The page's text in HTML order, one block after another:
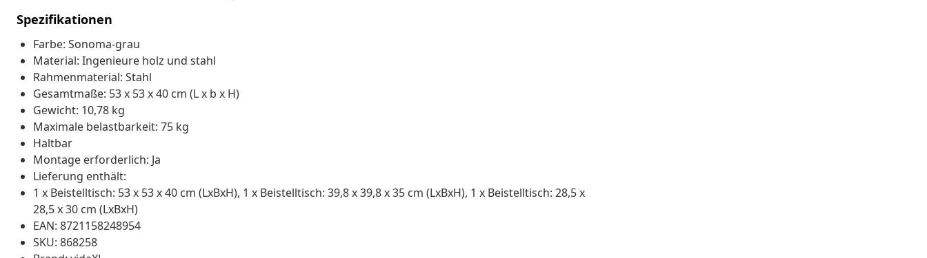
Spezifikationen
Farbe: Sonoma-grau
Material: Ingenieure holz und stahl
Rahmenmaterial: Stahl
Gesamtmaße: 53 x 53 x 40 cm (L x b x H)
Gewicht: 10,78 kg
Maximale belastbarkeit: 75 kg
Haltbar
Montage erforderlich: Ja
Lieferung enthält:
1 x Beistelltisch: 53 x 53 x 40 cm (LxBxH), 1 x Beistelltisch: 39,8 x 39,8 x 35 cm (LxBxH), 1 x Beistelltisch: 28,5 x
28,5 x 30 cm (LxBxH)
EAN: 8721158248954
SKU: 868258